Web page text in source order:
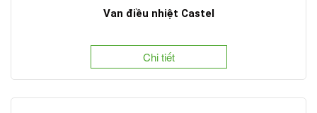
Van điều nhiệt Castel
Chi tiết